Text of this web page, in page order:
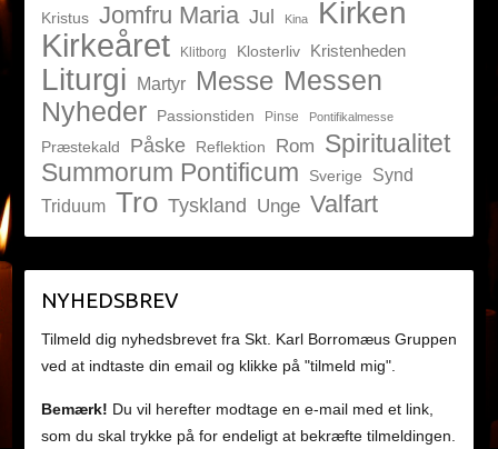
Kristus Jomfru Maria Jul Kina Kirken
Kirkeåret Klitborg Klosterliv Kristenheden
Liturgi Martyr Messe Messen
Nyheder
Passionstiden Pinse Pontifikalmesse
Præstekald Påske Reflektion Rom Spiritualitet
Summorum Pontificum Sverige
Synd
Triduum Tro Tyskland Unge Valfart
NYHEDSBREV
Tilmeld dig nyhedsbrevet fra Skt. Karl Borromæus Gruppen
ved at indtaste din email og klikke på "tilmeld mig".
Bemærk! Du vil herefter modtage en e-mail med et link,
som du skal trykke på for endeligt at bekræfte tilmeldingen.